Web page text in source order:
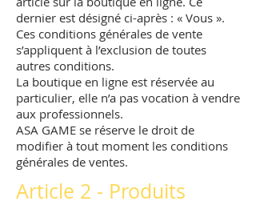
dernier est désigné ci-après : « Vous ».
Ces conditions générales de vente
s’appliquent à l’exclusion de toutes
autres conditions.
La boutique en ligne est réservée au
particulier, elle n’a pas vocation à vendre
aux professionnels.
ASA GAME se réserve le droit de
modifier à tout moment les conditions
générales de ventes.
Article 2 - Produits